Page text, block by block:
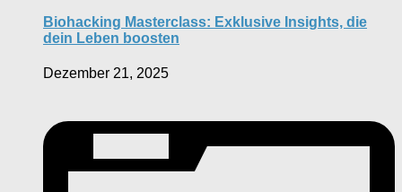
Biohacking Masterclass: Exklusive Insights, die
dein Leben boosten
Dezember 21, 2025